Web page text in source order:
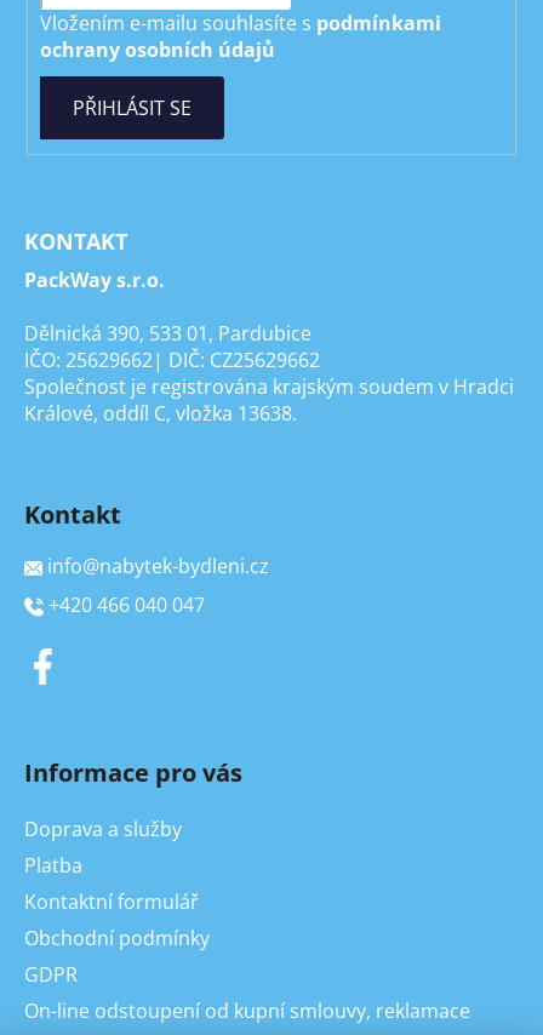
Vložením e-mailu souhlasíte s podmínkami
ochrany osobních údajů
PŘIHLÁSIT SE
KONTAKT
PackWay s.r.o.
Dělnická 390, 533 01, Pardubice
IČO: 25629662| DIČ: CZ25629662
Společnost je registrována krajským soudem v Hradci
Králové, oddíl C, vložka 13638.
Kontakt
info@nabytek-bydleni.cz
+420 466 040 047
Informace pro vás
Doprava a služby
Platba
Kontaktní formulář
Obchodní podmínky
GDPR
On-line odstoupení od kupní smlouvy, reklamace